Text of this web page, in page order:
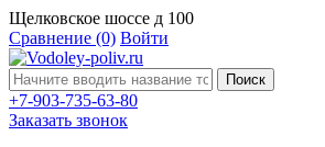
Щелковское шоссе д 100
Сравнение (0) Войти
Поиск
+7-903-735-63-80
Заказать звонок